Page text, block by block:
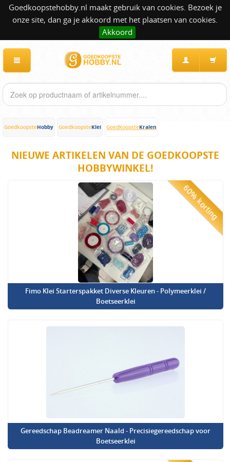
Goedkoopstehobby.nl maakt gebruik van cookies. Bezoek je
onze site, dan ga je akkoord met het plaatsen van cookies.
Akkoord
GoedkoopsteHobby GoedkoopsteKlei GoedkoopsteKralen
NIEUWE ARTIKELEN VAN DE GOEDKOOPSTE
HOBBYWINKEL!
60% korting
Fimo Klei Starterspakket Diverse Kleuren - Polymeerklei /
Boetseerklei
Gereedschap Beadreamer Naald - Precisiegereedschap voor
Boetseerklei